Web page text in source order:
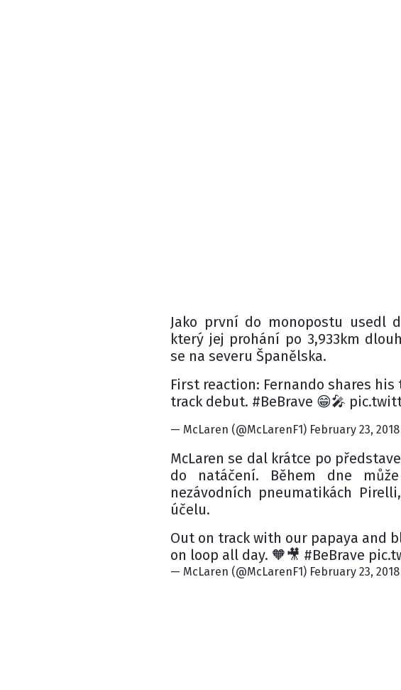
Jako první do monopostu usedl
který jej prohání po 3,933km
se na severu Španělska.
First reaction: Fernando shares
track debut. #BeBrave 😁🎤
— McLaren (@McLarenF1) February 23, 2018
McLaren se dal krátce po
do natáčení. Během dne
nezávodních pneumatikách
účelu.
Out on track with our papaya and
on loop all day. 🧡🎥 #BeBrave
— McLaren (@McLarenF1) February 23, 2018